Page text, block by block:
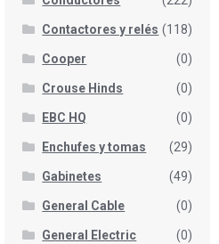
Contactores y relés (118)
Cooper (0)
Crouse Hinds (0)
EBC HQ (0)
Enchufes y tomas (29)
Gabinetes (49)
General Cable (0)
General Electric (0)